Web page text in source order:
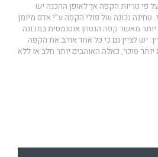
פי טריות הקפה אך לאופן ההכנה יש
טחינה נכונה של פולי הקפה ע"י אדם מיומן
יותר מאשר קפה הנטחן אוטומטית במכונה
יש לציין גם כי כל אחד אוהב את הקפה
סוכר, כאלה האוהבים יותר חלב או ללא